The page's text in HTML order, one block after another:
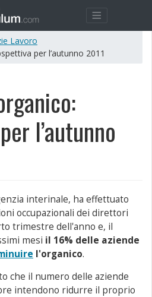
Lavoro
per l’autunno 2011
l’autunno
interinale, ha effettuato
occupazionali dei direttori
trimestre dell'anno e, il
mesi il 16% delle aziende
l'organico.
che il numero delle aziende
intendono ridurre il proprio